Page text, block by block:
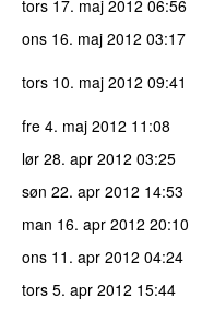
tors 17. maj 2012 06:56
ons 16. maj 2012 03:17
tors 10. maj 2012 09:41
fre 4. maj 2012 11:08
lør 28. apr 2012 03:25
søn 22. apr 2012 14:53
man 16. apr 2012 20:10
ons 11. apr 2012 04:24
tors 5. apr 2012 15:44